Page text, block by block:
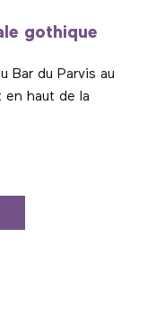
gothique
Bar du Parvis au
en haut de la